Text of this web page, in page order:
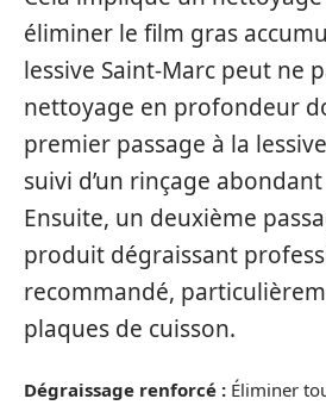
éliminer le film gras
lessive Saint-Marc peut ne
nettoyage en profondeur
premier passage à la
suivi d’un rinçage abondant
Ensuite, un deuxième
produit dégraissant
recommandé,
plaques de cuisson.
Dégraissage renforcé : Éliminer